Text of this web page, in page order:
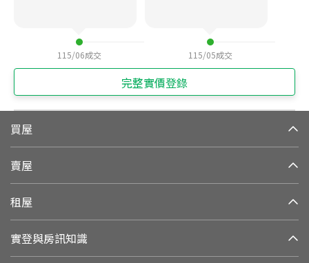
115/06成交 115/05成交
完整實價登錄
買屋
賣屋
租屋
實登與房訊知識